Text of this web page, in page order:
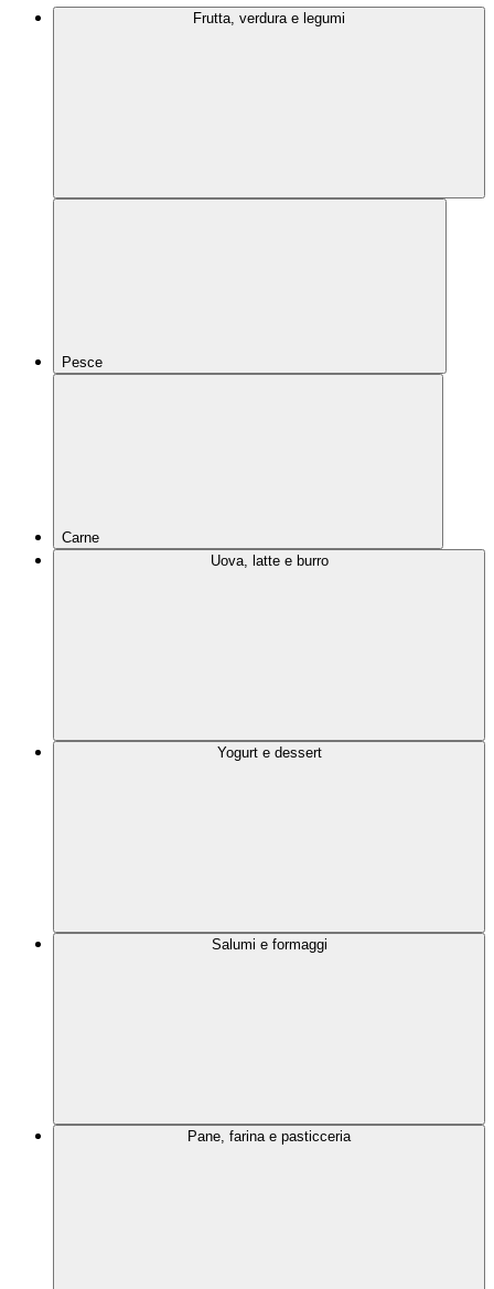
Frutta, verdura e legumi
Pesce
Carne
Uova, latte e burro
Yogurt e dessert
Salumi e formaggi
Pane, farina e pasticceria